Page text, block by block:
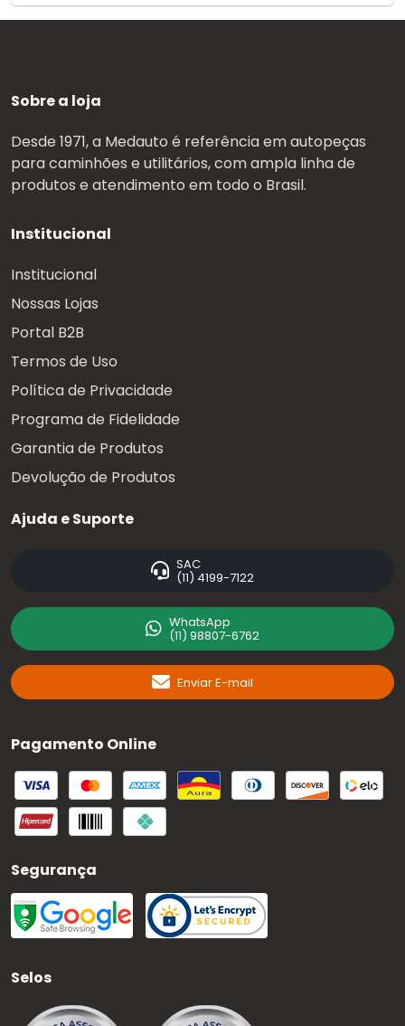
Sobre a loja
Desde 1971, a Medauto é referência em autopeças
para caminhões e utilitários, com ampla linha de
produtos e atendimento em todo o Brasil.
Institucional
Institucional
Nossas Lojas
Portal B2B
Termos de Uso
Política de Privacidade
Programa de Fidelidade
Garantia de Produtos
Devolução de Produtos
Ajuda e Suporte
SAC
(11) 4199-7122
WhatsApp
(11) 98807-6762
Enviar E-mail
Pagamento Online
Segurança
Selos